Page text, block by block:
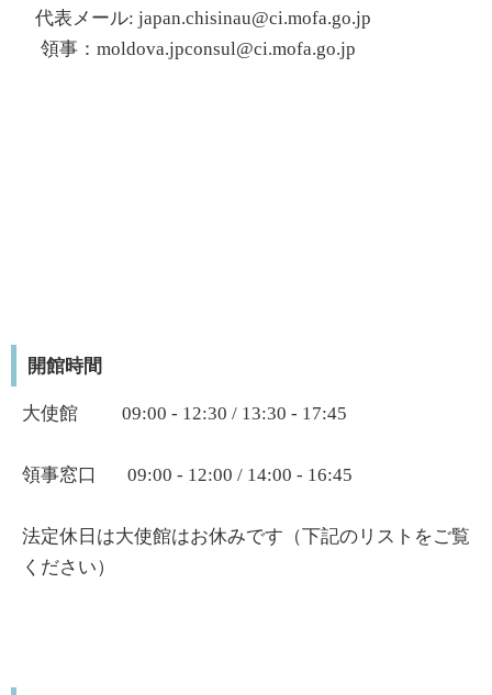
代表メール: japan.chisinau@ci.mofa.go.jp
領事：moldova.jpconsul@ci.mofa.go.jp
開館時間
大使館 09:00 - 12:30 / 13:30 - 17:45
領事窓口 09:00 - 12:00 / 14:00 - 16:45
法定休日は大使館はお休みです（下記のリストをご覧
ください）